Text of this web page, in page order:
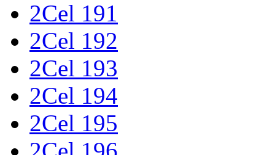
2Cel 191
2Cel 192
2Cel 193
2Cel 194
2Cel 195